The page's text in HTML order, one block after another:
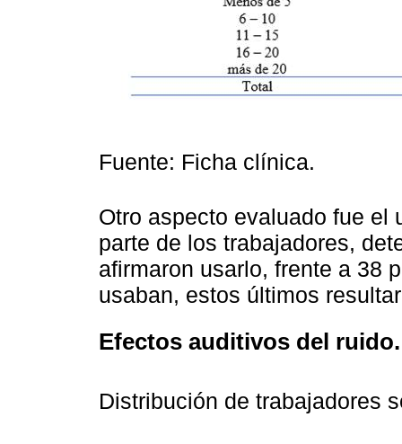
Fuente: Ficha clínica.
Otro aspecto evaluado fue el
parte de los trabajadores,
afirmaron usarlo, frente a 38
usaban, estos últimos
Efectos auditivos del ruido.
Distribución de trabajadores